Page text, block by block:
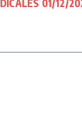
01/12/